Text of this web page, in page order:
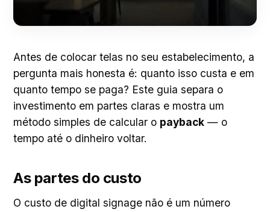
Antes de colocar telas no seu estabelecimento, a
pergunta mais honesta é: quanto isso custa e em
quanto tempo se paga? Este guia separa o
investimento em partes claras e mostra um
método simples de calcular o payback — o
tempo até o dinheiro voltar.
As partes do custo
O custo de digital signage não é um número